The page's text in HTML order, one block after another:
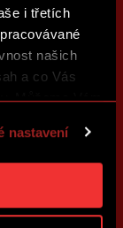
i třetích
našich
a co Vás
Můžeme Vám
v
si můžete
a další
nastavení